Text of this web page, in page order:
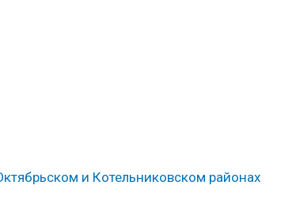
и Котельниковском районах